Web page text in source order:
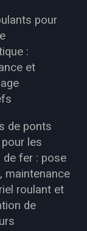
pour
:
et
de ponts
les
fer : pose
maintenance
roulant et
de